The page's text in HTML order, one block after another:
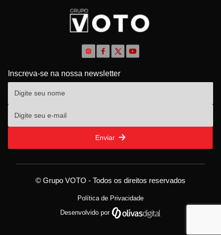
Inscreva-se na nossa newsletter
Enviar
© Grupo VOTO - Todos os direitos reservados
Política de Privacidade
Desenvolvido por